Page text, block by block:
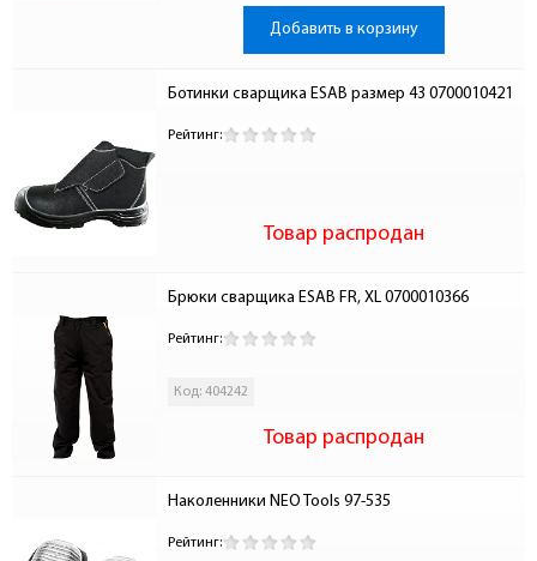
Добавить в корзину
Ботинки сварщика ESAB размер 43 0700010421
Рейтинг:
Товар распродан
Брюки сварщика ESAB FR, XL 0700010366
Рейтинг:
Код: 404242
Товар распродан
Наколенники NEO Tools 97-535
Рейтинг: